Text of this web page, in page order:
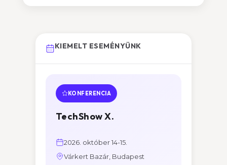
KIEMELT ESEMÉNYÜNK
KONFERENCIA
TechShow X.
2026. október 14-15.
Várkert Bazár, Budapest